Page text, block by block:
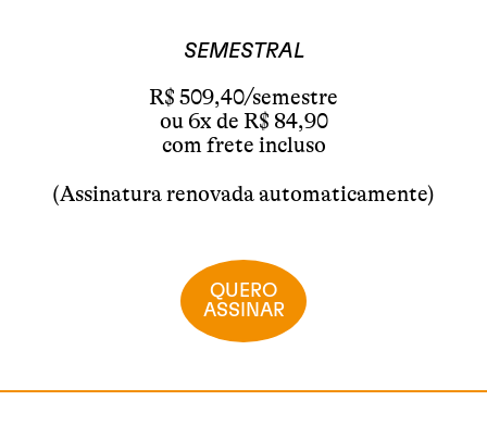
SEMESTRAL
R$ 509,40/semestre
ou 6x de R$ 84,90
com frete incluso
(Assinatura renovada automaticamente)
QUERO
ASSINAR